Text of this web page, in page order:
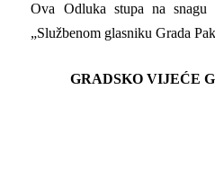
Ova Odluka stupa na
„Službenom glasniku Grada
GRADSKO VIJEĆE